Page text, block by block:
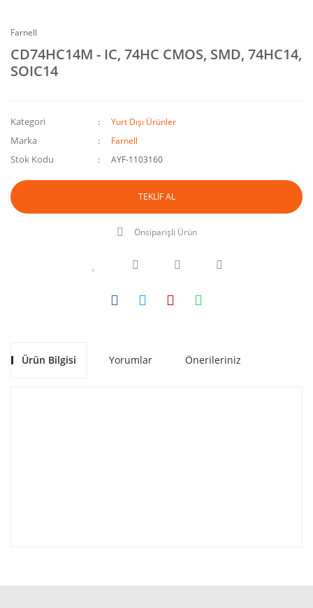
Farnell
CD74HC14M - IC, 74HC CMOS, SMD, 74HC14,
SOIC14
Kategori Yurt Dışı Ürünler
Marka Farnell
Stok Kodu AYF-1103160
TEKLİF AL
Önsiparişli Ürün
Ürün Bilgisi Yorumlar Önerileriniz